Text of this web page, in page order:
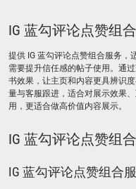
IG 蓝勾评论点赞组
提供 IG 蓝勾评论点赞组合服务，
需要提升信任感的帖子使用。通
书效果，让主页和内容更具辨识
量与客服跟进，适合对展示效果
用，更适合做高价值内容展示。
IG 蓝勾评论点赞组
IG 蓝勾评论点赞组合